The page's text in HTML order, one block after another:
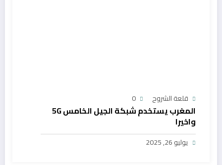
قلعة الشروح 0
المغرب يستخدم شبكة الجيل الخامس 5G
واخيرا
يوليو 26, 2025